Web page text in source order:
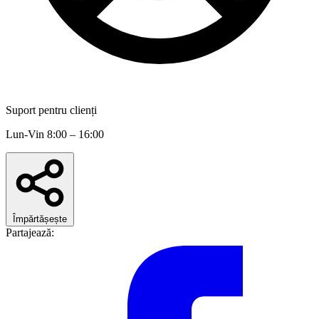
Suport pentru clienți
Lun-Vin 8:00 – 16:00
Împărtășește
Partajează: